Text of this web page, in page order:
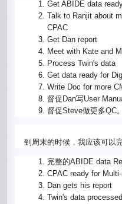
Get ABIDE data
Talk to Ranjit about
CPAC
Get Dan report
Meet with Kate and
Process Twin's data
Get data ready for
Write Doc for more
督促Dan写User
督促Steve做更多QC。
到周末的时候，我应该可以
完整的ABIDE data
CPAC ready for
Dan gets his report
Twin's data processed